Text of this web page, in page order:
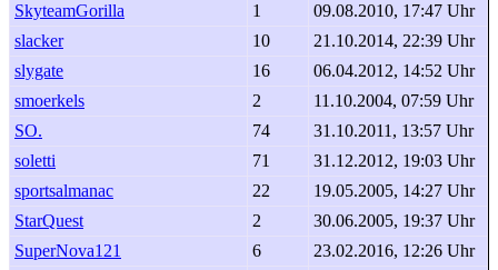
SkyteamGorilla
1
09.08.2010, 17:47 Uhr
slacker
10
21.10.2014, 22:39 Uhr
slygate
16
06.04.2012, 14:52 Uhr
smoerkels
2
11.10.2004, 07:59 Uhr
SO.
74
31.10.2011, 13:57 Uhr
soletti
71
31.12.2012, 19:03 Uhr
sportsalmanac
22
19.05.2005, 14:27 Uhr
StarQuest
2
30.06.2005, 19:37 Uhr
SuperNova121
6
23.02.2016, 12:26 Uhr